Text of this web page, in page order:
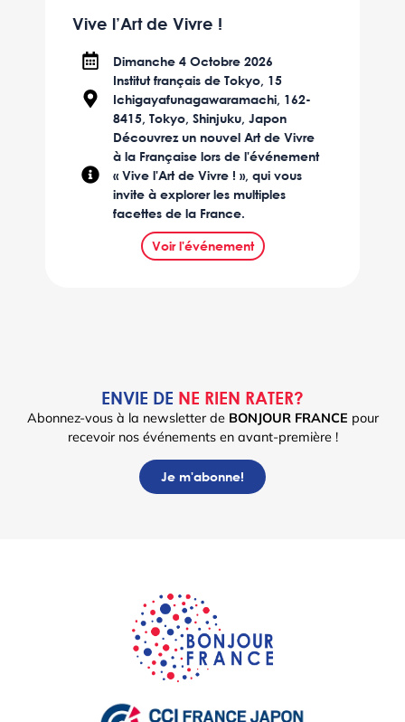
Vive l’Art de Vivre !
Dimanche 4 Octobre 2026
Institut français de Tokyo, 15
Ichigayafunagawaramachi, 162-
8415, Tokyo, Shinjuku, Japon
Découvrez un nouvel Art de Vivre
à la Française lors de l'événement
« Vive l'Art de Vivre ! », qui vous
invite à explorer les multiples
facettes de la France.
Voir l'événement
ENVIE DE NE RIEN RATER?
Abonnez-vous à la newsletter de BONJOUR FRANCE pour
recevoir nos événements en avant-première !
Je m'abonne!